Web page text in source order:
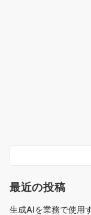
最近の投稿
生成AIを業務で使用